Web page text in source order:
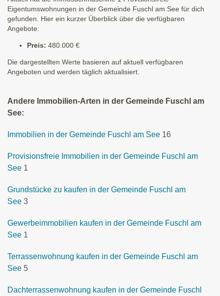
Eigentumswohnungen in der Gemeinde Fuschl am See für dich
gefunden. Hier ein kurzer Überblick über die verfügbaren
Angebote:
Preis: 480.000 €
Die dargestellten Werte basieren auf aktuell verfügbaren
Angeboten und werden täglich aktualisiert.
Andere Immobilien-Arten in der Gemeinde Fuschl am
See:
Immobilien in der Gemeinde Fuschl am See 16
Provisionsfreie Immobilien in der Gemeinde Fuschl am
See 1
Grundstücke zu kaufen in der Gemeinde Fuschl am
See 3
Gewerbeimmobilien kaufen in der Gemeinde Fuschl am
See 1
Terrassenwohnung kaufen in der Gemeinde Fuschl am
See 5
Dachterrassenwohnung kaufen in der Gemeinde Fuschl